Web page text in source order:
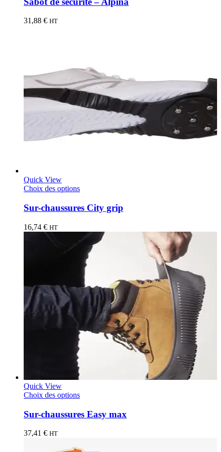
31,88 € HT
Quick View
Choix des options
Sur-chaussures City grip
16,74 € HT
Quick View
Choix des options
Sur-chaussures Easy max
37,41 € HT